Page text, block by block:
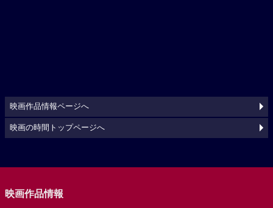
映画作品情報ページへ
映画の時間トップページへ
映画作品情報